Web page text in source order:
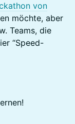
von
möchte, aber
Teams, die
“Speed-